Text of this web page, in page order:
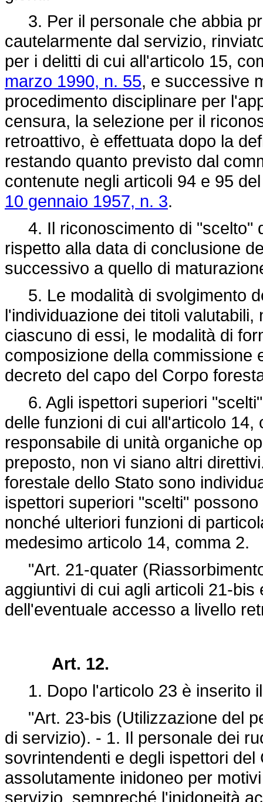
3. Per il personale che abbia
cautelarmente dal servizio,
per i delitti di cui all'articolo 15,
marzo 1990, n. 55, e successive
procedimento disciplinare per
censura, la selezione per il
retroattivo, è effettuata dopo la
restando quanto previsto dal
contenute negli articoli 94 e 95
10 gennaio 1957, n. 3.
4. Il riconoscimento di "scelto"
rispetto alla data di conclusione
successivo a quello di
5. Le modalità di svolgimento
l'individuazione dei titoli
ciascuno di essi, le modalità di
composizione della commissione
decreto del capo del Corpo
6. Agli ispettori superiori
delle funzioni di cui all'articolo
responsabile di unità organiche
preposto, non vi siano altri
forestale dello Stato sono
ispettori superiori "scelti"
nonché ulteriori funzioni di
medesimo articolo 14, comma 2.
"Art. 21-quater
aggiuntivi di cui agli articoli 21-
dell'eventuale accesso a livello
Art. 12.
1. Dopo l'articolo 23 è inserito
"Art. 23-bis (Utilizzazione del
di servizio). - 1. Il personale dei
sovrintendenti e degli ispettori
assolutamente inidoneo per
servizio, sempreché l'inidoneità